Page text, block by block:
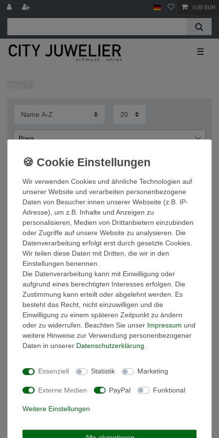
0,00 EUR
☰
rosa
Preis
― €
Übernehmen
Wichtige Informationen
FAQ Funkuhren
Wasserdichtheit
Geschenkverpackung
Batterieentsorgung
Zahlung
Versand
Sicher und Bequem bezahlen
Schneller und sicherer Versand
Wir verwenden Cookies und ähnliche Technologien auf
unserer Website und verarbeiten personenbezogene
Daten von Besucher:innen unserer Webseite (z.B. IP-
Adresse), um z.B. Inhalte und Anzeigen zu
personalisieren, Medien von Drittanbietern einzubinden
oder Zugriffe auf unsere Website zu analysieren. Die
Datenverarbeitung erfolgt erst durch gesetzte Cookies.
Wir teilen diese Daten mit Dritten, die wir in den
Einstellungen benennen.
Die Datenverarbeitung kann mit Einwilligung oder
aufgrund eines berechtigten Interesses erfolgen. Die
Zustimmung kann erteilt oder abgelehnt werden. Es
besteht das Recht, nicht einzuwilligen und die
Einwilligung zu einem späteren Zeitpunkt zu ändern
oder zu widerrufen. Beachten Sie unser Impressum und
weitere Hinweise zur Verwendung personenbezogener
Daten in unserer Daten­schutz­erklärung
Essenziell Statistik Marketing
Externe Medien PayPal Funktional
Weitere Einstellungen